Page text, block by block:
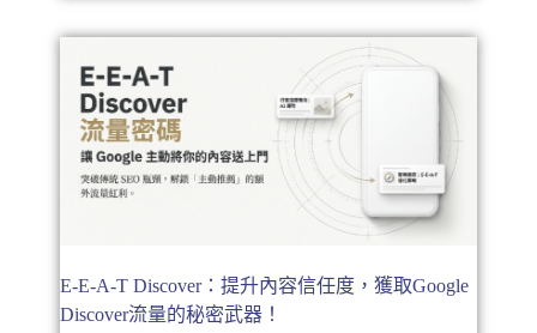
E-E-A-T Discover：提升內容信任度，獲取Google
Discover流量的秘密武器！